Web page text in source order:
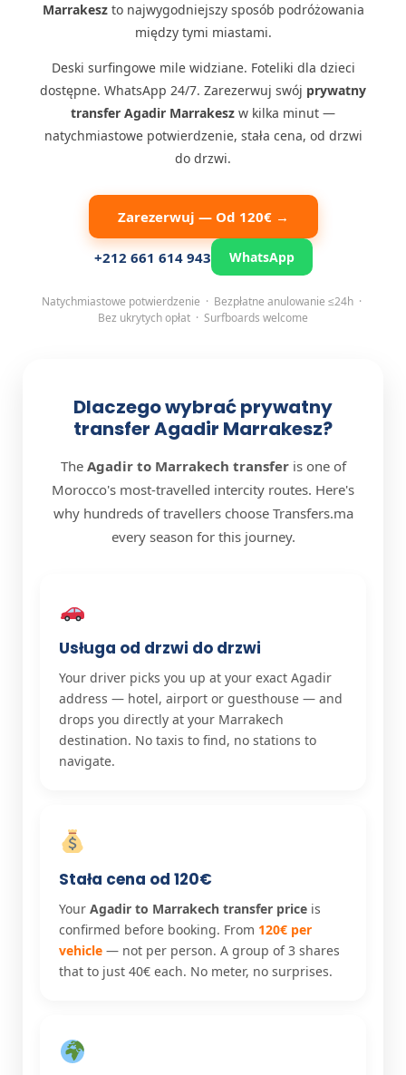
Marrakeszto najwygodniejszy sposób podróżowania
między tymi miastami.
Deski surfingowe mile widziane. Foteliki dla dzieci
dostępne. WhatsApp 24/7. Zarezerwuj swój prywatny
transfer Agadir Marrakesz w kilka minut —
natychmiastowe potwierdzenie, stała cena, od drzwi
do drzwi.
Zarezerwuj — Od 120€ →
+212 661 614 943 WhatsApp
Natychmiastowe potwierdzenie · Bezpłatne anulowanie ≤24h ·
Bez ukrytych opłat · Surfboards welcome
Dlaczego wybrać prywatny
transfer Agadir Marrakesz?
The Agadir to Marrakech transferis one of
Morocco's most-travelled intercity routes. Here's
why hundreds of travellers choose Transfers.ma
every season for this journey.
Usługa od drzwi do drzwi
Your driver picks you up at your exact Agadir
address — hotel, airport or guesthouse — and
drops you directly at your Marrakech
destination. No taxis to find, no stations to
navigate.
Stała cena od 120€
Your Agadir to Marrakech transfer priceis
confirmed before booking. From 120€ per
vehicle— not per person. A group of 3 shares
that to just 40€ each. No meter, no surprises.